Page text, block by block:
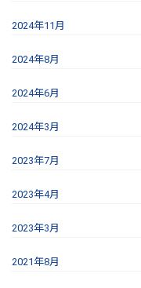
2024年11月
2024年8月
2024年6月
2024年3月
2023年7月
2023年4月
2023年3月
2021年8月